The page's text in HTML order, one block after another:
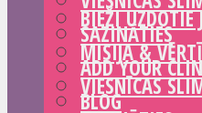
SAZINĀTIES
ADD YOUR
BLOG
BIEŽI UZDOTIE
MISIJA &
VIESNĪCAS